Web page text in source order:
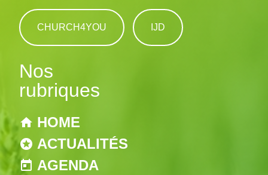
CHURCH4YOU IJD
Nos
rubriques
HOME
ACTUALITÉS
AGENDA